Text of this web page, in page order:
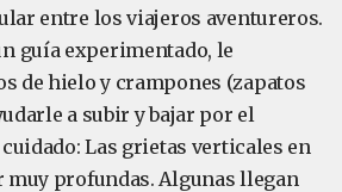
entre los viajeros aventureros.
guía experimentado, le
de hielo y crampones (zapatos
a subir y bajar por el
Las grietas verticales en
muy profundas. Algunas llegan